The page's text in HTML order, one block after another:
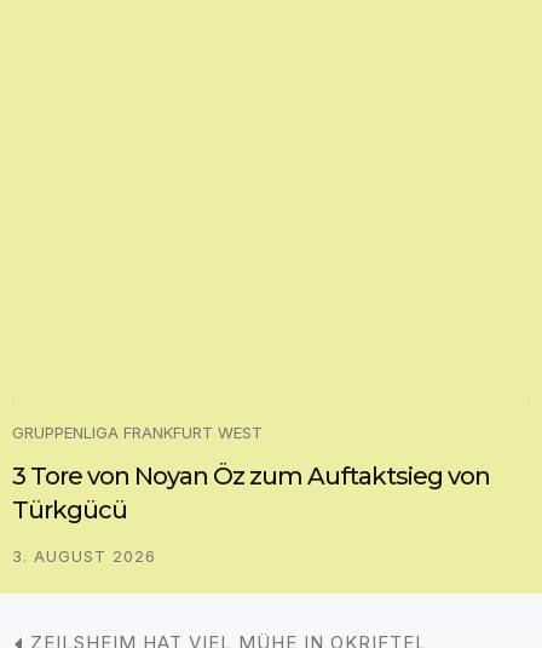
GRUPPENLIGA FRANKFURT WEST
3 Tore von Noyan Öz zum Auftaktsieg von
Türkgücü
3. AUGUST 2026
ZEILSHEIM HAT VIEL MÜHE IN OKRIFTEL